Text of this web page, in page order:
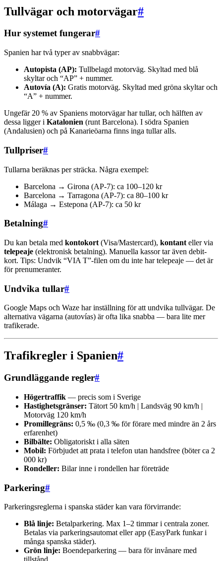
Tullvägar och motorvägar#
Hur systemet fungerar#
Spanien har två typer av snabbvägar:
Autopista (AP): Tullbelagd motorväg. Skyltad med blå
skyltar och “AP” + nummer.
Autovía (A): Gratis motorväg. Skyltad med gröna skyltar och
“A” + nummer.
Ungefär 20 % av Spaniens motorvägar har tullar, och hälften av
dessa ligger i Katalonien (runt Barcelona). I södra Spanien
(Andalusien) och på Kanarieöarna finns inga tullar alls.
Tullpriser#
Tullarna beräknas per sträcka. Några exempel:
Barcelona → Girona (AP-7): ca 100–120 kr
Barcelona → Tarragona (AP-7): ca 80–100 kr
Málaga → Estepona (AP-7): ca 50 kr
Betalning#
Du kan betala med kontokort (Visa/Mastercard), kontant eller via
telepeaje (elektronisk betalning). Manuella kassor tar även debit-
kort. Tips: Undvik “VIA T”-filen om du inte har telepeaje — det är
för prenumeranter.
Undvika tullar#
Google Maps och Waze har inställning för att undvika tullvägar. De
alternativa vägarna (autovías) är ofta lika snabba — bara lite mer
trafikerade.
Trafikregler i Spanien#
Grundläggande regler#
Högertraffik — precis som i Sverige
Hastighetsgränser: Tätort 50 km/h | Landsväg 90 km/h |
Motorväg 120 km/h
Promillegräns: 0,5 ‰ (0,3 ‰ för förare med mindre än 2 års
erfarenhet)
Bilbälte: Obligatoriskt i alla säten
Mobil: Förbjudet att prata i telefon utan handsfree (böter ca 2
000 kr)
Rondeller: Bilar inne i rondellen har företräde
Parkering#
Parkeringsreglerna i spanska städer kan vara förvirrande:
Blå linje: Betalparkering. Max 1–2 timmar i centrala zoner.
Betalas via parkeringsautomat eller app (EasyPark funkar i
många spanska städer).
Grön linje: Boendeparkering — bara för invånare med